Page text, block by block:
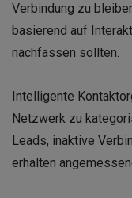
Verbindung zu
basierend auf
nachfassen sollten.
Intelligente
Netzwerk zu
Leads, inaktive
erhalten